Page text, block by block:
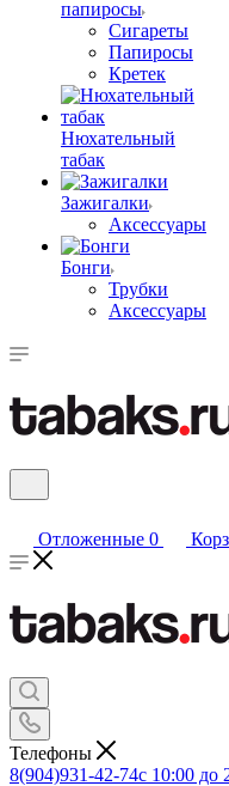
папиросы
Сигареты
Папиросы
Кретек
Нюхательный
табак
Зажигалки
Аксессуары
Бонги
Трубки
Аксессуары
Отложенные 0
Телефоны
8(904)931-42-74с 10:00 до